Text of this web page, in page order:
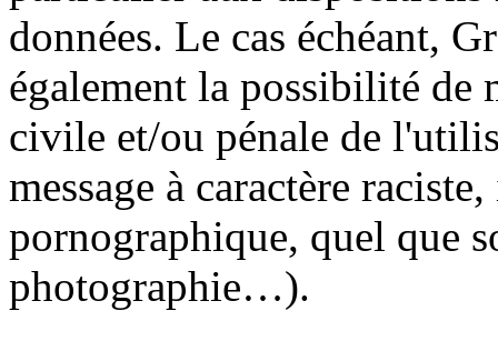
données. Le cas échéant,
également la possibilité de
civile et/ou pénale de
message à caractère
pornographique, quel que
photographie…).